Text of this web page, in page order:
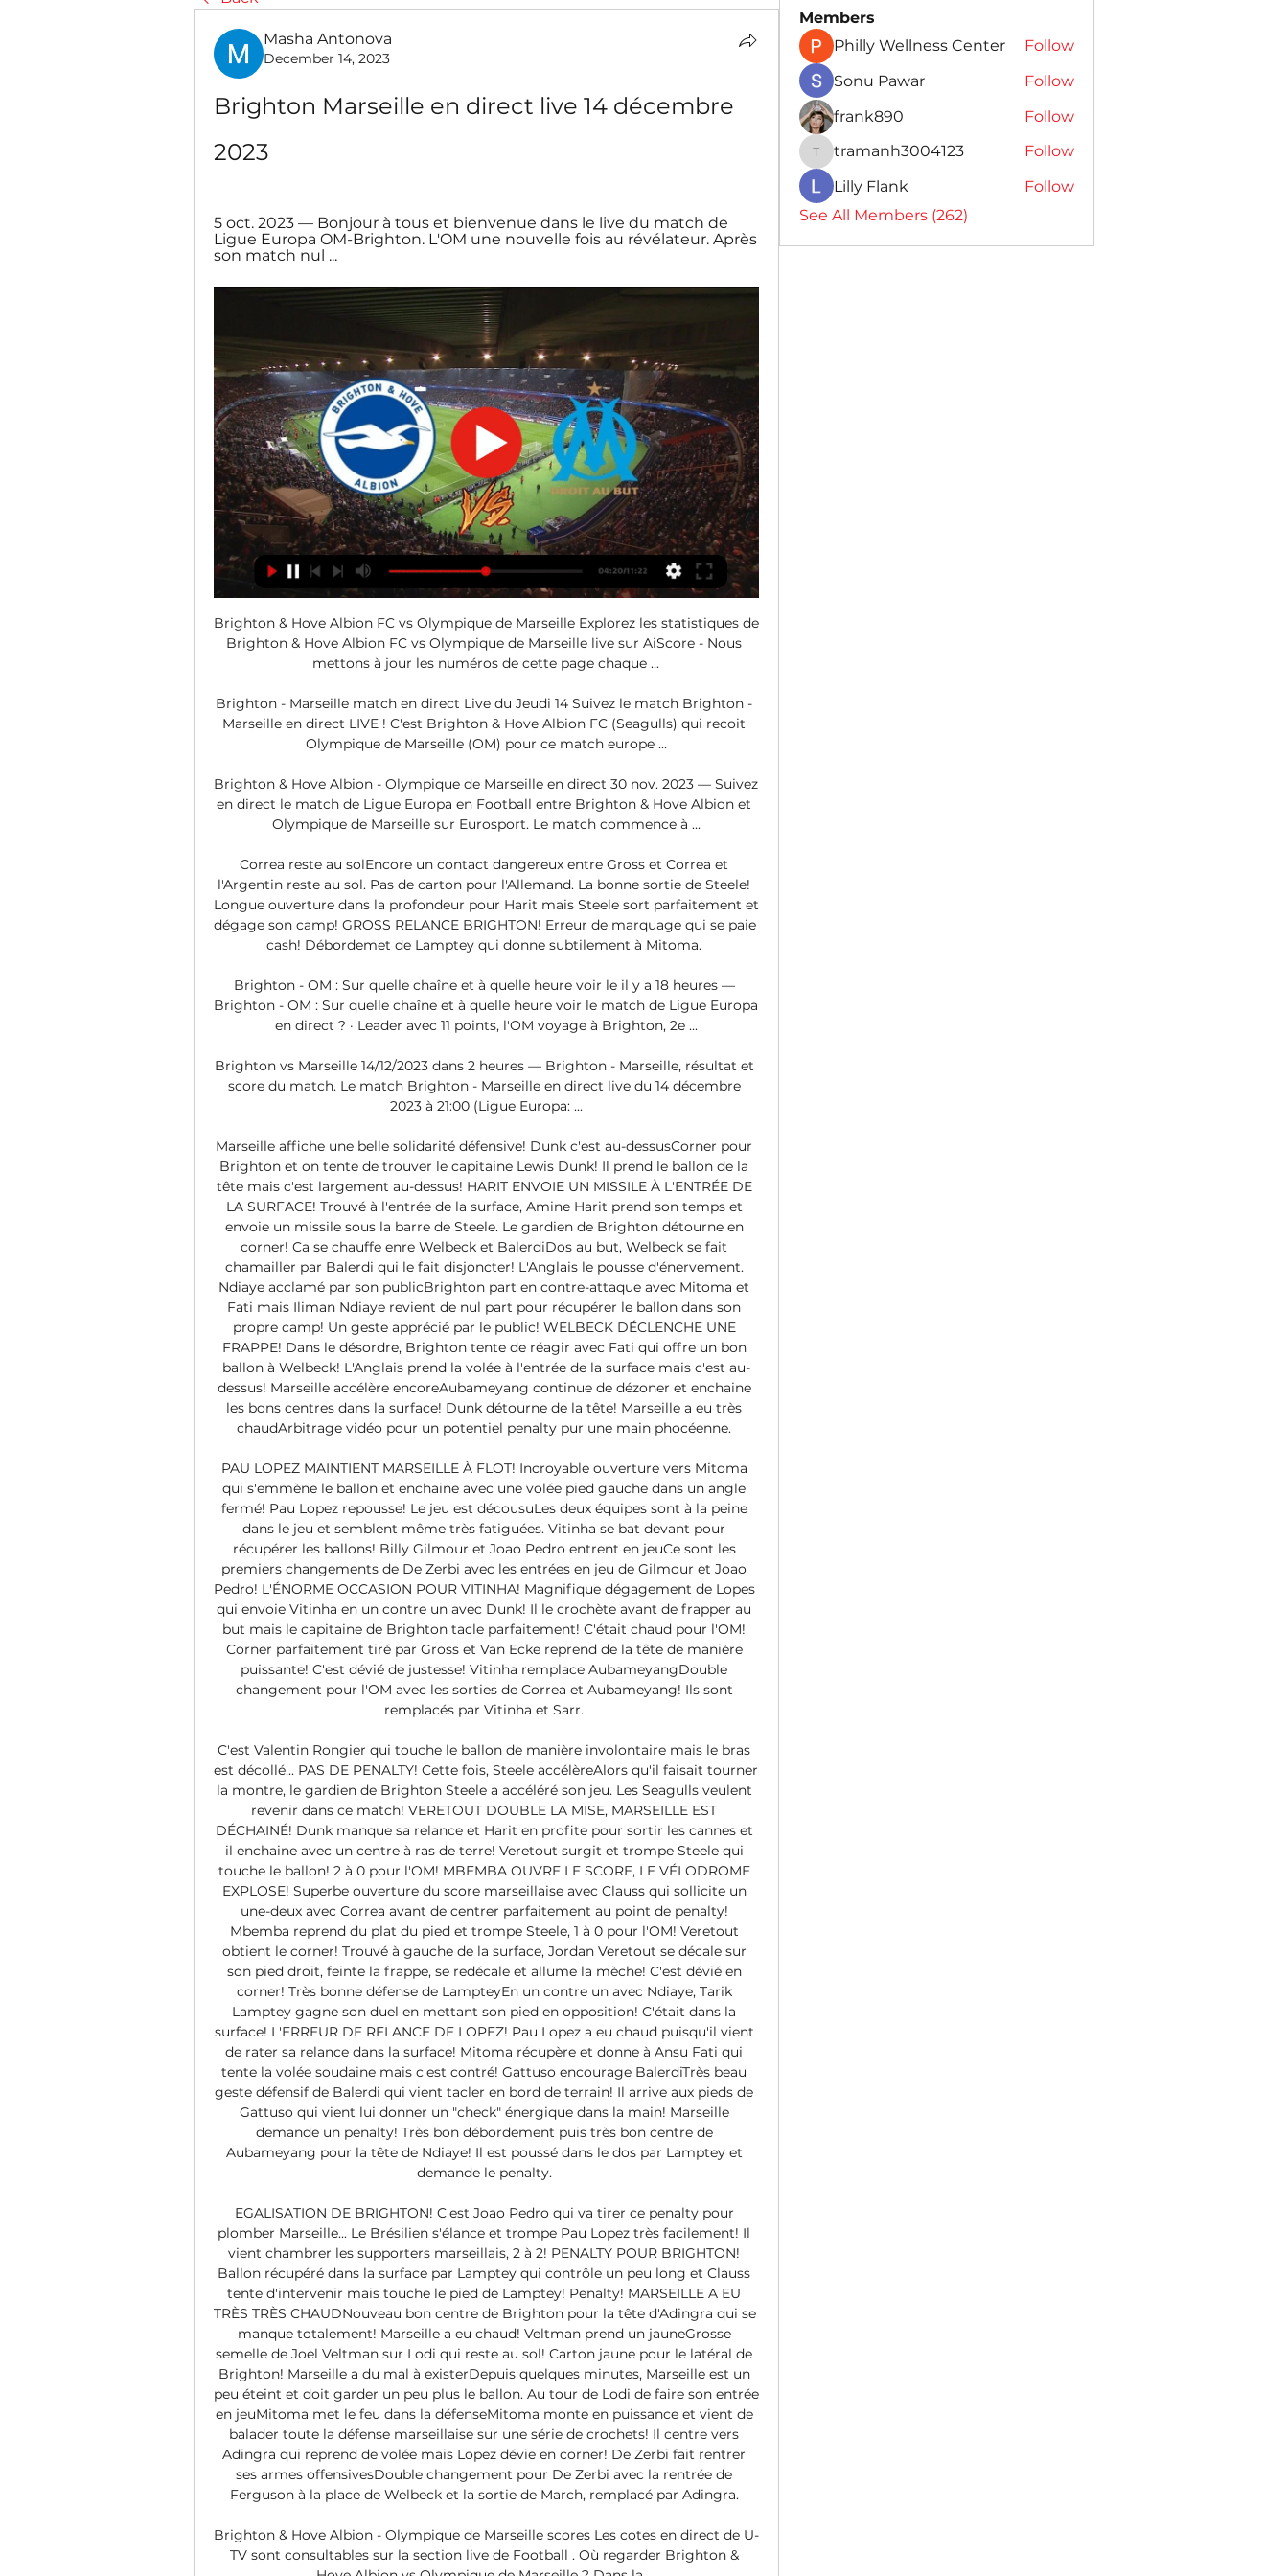
Masha Antonova
December 14, 2023
Brighton Marseille en direct live 14 décembre
2023
5 oct. 2023 — Bonjour à tous et bienvenue dans le live du match de
Ligue Europa OM-Brighton. L'OM une nouvelle fois au révélateur. Après
son match nul ...
Brighton & Hove Albion FC vs Olympique de Marseille Explorez les statistiques de
Brighton & Hove Albion FC vs Olympique de Marseille live sur AiScore - Nous
mettons à jour les numéros de cette page chaque ...
Brighton - Marseille match en direct Live du Jeudi 14 Suivez le match Brighton -
Marseille en direct LIVE ! C'est Brighton & Hove Albion FC (Seagulls) qui recoit
Olympique de Marseille (OM) pour ce match europe ...
Brighton & Hove Albion - Olympique de Marseille en direct 30 nov. 2023 — Suivez
en direct le match de Ligue Europa en Football entre Brighton & Hove Albion et
Olympique de Marseille sur Eurosport. Le match commence à ...
Correa reste au solEncore un contact dangereux entre Gross et Correa et
l'Argentin reste au sol. Pas de carton pour l'Allemand. La bonne sortie de Steele!
Longue ouverture dans la profondeur pour Harit mais Steele sort parfaitement et
dégage son camp! GROSS RELANCE BRIGHTON! Erreur de marquage qui se paie
cash! Débordemet de Lamptey qui donne subtilement à Mitoma.
Brighton - OM : Sur quelle chaîne et à quelle heure voir le il y a 18 heures —
Brighton - OM : Sur quelle chaîne et à quelle heure voir le match de Ligue Europa
en direct ? · Leader avec 11 points, l'OM voyage à Brighton, 2e ...
Brighton vs Marseille 14/12/2023 dans 2 heures — Brighton - Marseille, résultat et
score du match. Le match Brighton - Marseille en direct live du 14 décembre
2023 à 21:00 (Ligue Europa: ...
Marseille affiche une belle solidarité défensive! Dunk c'est au-dessusCorner pour
Brighton et on tente de trouver le capitaine Lewis Dunk! Il prend le ballon de la
tête mais c'est largement au-dessus! HARIT ENVOIE UN MISSILE À L'ENTRÉE DE
LA SURFACE! Trouvé à l'entrée de la surface, Amine Harit prend son temps et
envoie un missile sous la barre de Steele. Le gardien de Brighton détourne en
corner! Ca se chauffe enre Welbeck et BalerdiDos au but, Welbeck se fait
chamailler par Balerdi qui le fait disjoncter! L'Anglais le pousse d'énervement.
Ndiaye acclamé par son publicBrighton part en contre-attaque avec Mitoma et
Fati mais Iliman Ndiaye revient de nul part pour récupérer le ballon dans son
propre camp! Un geste apprécié par le public! WELBECK DÉCLENCHE UNE
FRAPPE! Dans le désordre, Brighton tente de réagir avec Fati qui offre un bon
ballon à Welbeck! L'Anglais prend la volée à l'entrée de la surface mais c'est au-
dessus! Marseille accélère encoreAubameyang continue de dézoner et enchaine
les bons centres dans la surface! Dunk détourne de la tête! Marseille a eu très
chaudArbitrage vidéo pour un potentiel penalty pur une main phocéenne.
PAU LOPEZ MAINTIENT MARSEILLE À FLOT! Incroyable ouverture vers Mitoma
qui s'emmène le ballon et enchaine avec une volée pied gauche dans un angle
fermé! Pau Lopez repousse! Le jeu est décousuLes deux équipes sont à la peine
dans le jeu et semblent même très fatiguées. Vitinha se bat devant pour
récupérer les ballons! Billy Gilmour et Joao Pedro entrent en jeuCe sont les
premiers changements de De Zerbi avec les entrées en jeu de Gilmour et Joao
Pedro! L'ÉNORME OCCASION POUR VITINHA! Magnifique dégagement de Lopes
qui envoie Vitinha en un contre un avec Dunk! Il le crochète avant de frapper au
but mais le capitaine de Brighton tacle parfaitement! C'était chaud pour l'OM!
Corner parfaitement tiré par Gross et Van Ecke reprend de la tête de manière
puissante! C'est dévié de justesse! Vitinha remplace AubameyangDouble
changement pour l'OM avec les sorties de Correa et Aubameyang! Ils sont
remplacés par Vitinha et Sarr.
C'est Valentin Rongier qui touche le ballon de manière involontaire mais le bras
est décollé... PAS DE PENALTY! Cette fois, Steele accélèreAlors qu'il faisait tourner
la montre, le gardien de Brighton Steele a accéléré son jeu. Les Seagulls veulent
revenir dans ce match! VERETOUT DOUBLE LA MISE, MARSEILLE EST
DÉCHAINÉ! Dunk manque sa relance et Harit en profite pour sortir les cannes et
il enchaine avec un centre à ras de terre! Veretout surgit et trompe Steele qui
touche le ballon! 2 à 0 pour l'OM! MBEMBA OUVRE LE SCORE, LE VÉLODROME
EXPLOSE! Superbe ouverture du score marseillaise avec Clauss qui sollicite un
une-deux avec Correa avant de centrer parfaitement au point de penalty!
Mbemba reprend du plat du pied et trompe Steele, 1 à 0 pour l'OM! Veretout
obtient le corner! Trouvé à gauche de la surface, Jordan Veretout se décale sur
son pied droit, feinte la frappe, se redécale et allume la mèche! C'est dévié en
corner! Très bonne défense de LampteyEn un contre un avec Ndiaye, Tarik
Lamptey gagne son duel en mettant son pied en opposition! C'était dans la
surface! L'ERREUR DE RELANCE DE LOPEZ! Pau Lopez a eu chaud puisqu'il vient
de rater sa relance dans la surface! Mitoma récupère et donne à Ansu Fati qui
tente la volée soudaine mais c'est contré! Gattuso encourage BalerdiTrès beau
geste défensif de Balerdi qui vient tacler en bord de terrain! Il arrive aux pieds de
Gattuso qui vient lui donner un "check" énergique dans la main! Marseille
demande un penalty! Très bon débordement puis très bon centre de
Aubameyang pour la tête de Ndiaye! Il est poussé dans le dos par Lamptey et
demande le penalty.
EGALISATION DE BRIGHTON! C'est Joao Pedro qui va tirer ce penalty pour
plomber Marseille... Le Brésilien s'élance et trompe Pau Lopez très facilement! Il
vient chambrer les supporters marseillais, 2 à 2! PENALTY POUR BRIGHTON!
Ballon récupéré dans la surface par Lamptey qui contrôle un peu long et Clauss
tente d'intervenir mais touche le pied de Lamptey! Penalty! MARSEILLE A EU
TRÈS TRÈS CHAUDNouveau bon centre de Brighton pour la tête d'Adingra qui se
manque totalement! Marseille a eu chaud! Veltman prend un jauneGrosse
semelle de Joel Veltman sur Lodi qui reste au sol! Carton jaune pour le latéral de
Brighton! Marseille a du mal à existerDepuis quelques minutes, Marseille est un
peu éteint et doit garder un peu plus le ballon. Au tour de Lodi de faire son entrée
en jeuMitoma met le feu dans la défenseMitoma monte en puissance et vient de
balader toute la défense marseillaise sur une série de crochets! Il centre vers
Adingra qui reprend de volée mais Lopez dévie en corner! De Zerbi fait rentrer
ses armes offensivesDouble changement pour De Zerbi avec la rentrée de
Ferguson à la place de Welbeck et la sortie de March, remplacé par Adingra.
Brighton & Hove Albion - Olympique de Marseille scores Les cotes en direct de U-
TV sont consultables sur la section live de Football . Où regarder Brighton &
Members
Philly Wellness Center
Follow
Sonu Pawar
Follow
frank890
Follow
tramanh3004123
tramanh3004123
Follow
Lilly Flank
Follow
See All Members (262)